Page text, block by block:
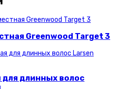
Greenwood Target 3
для длинных волос